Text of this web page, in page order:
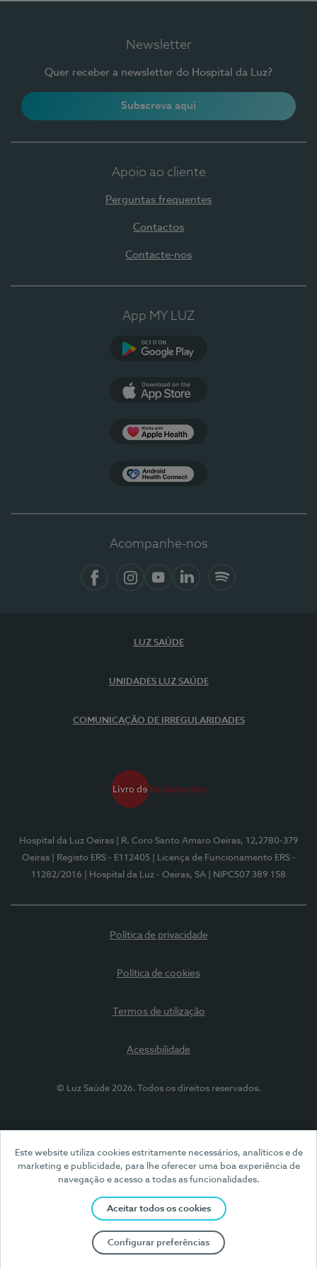
Este website utiliza cookies estritamente necessários, analíticos e de
marketing e publicidade, para lhe oferecer uma boa experiência de
navegação e acesso a todas as funcionalidades.
Aceitar todos os cookies
Configurar preferências
Newsletter
Quer receber a newsletter do Hospital da Luz?
Subscreva aqui
Apoio ao cliente
Perguntas frequentes
Contactos
Contacte-nos
App MY LUZ
Acompanhe-nos
LUZ SAÚDE
UNIDADES LUZ SAÚDE
COMUNICAÇÃO DE IRREGULARIDADES
Hospital da Luz Oeiras
| R. Coro Santo Amaro Oeiras, 12,2780-379
Oeiras
| Registo ERS - E112405
| Licença de Funcionamento ERS -
11282/2016
| Hospital da Luz - Oeiras, SA | NIPC507 389 158
Política de privacidade
Política de cookies
Termos de utilização
Acessibilidade
© Luz Saúde 2026. Todos os direitos reservados.